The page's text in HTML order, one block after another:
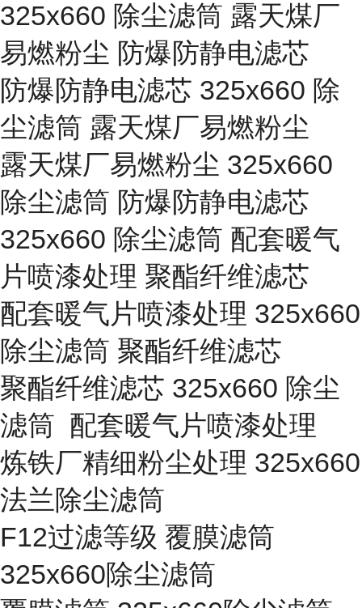
325x660 除尘滤筒 露天煤厂
易燃粉尘 防爆防静电滤芯
防爆防静电滤芯 325x660 除
尘滤筒 露天煤厂易燃粉尘
露天煤厂易燃粉尘 325x660
除尘滤筒 防爆防静电滤芯
325x660 除尘滤筒 配套暖气
片喷漆处理 聚酯纤维滤芯
配套暖气片喷漆处理 325x660
除尘滤筒 聚酯纤维滤芯
聚酯纤维滤芯 325x660 除尘
滤筒 配套暖气片喷漆处理
炼铁厂精细粉尘处理 325x660
法兰除尘滤筒
F12过滤等级 覆膜滤筒
325x660除尘滤筒